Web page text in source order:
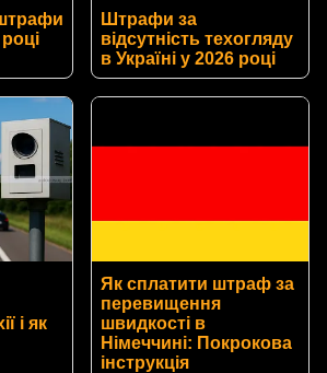
Штрафи за
відсутність техогляду
в Україні у 2026 році
і як
Як сплатити штраф за
перевищення
швидкості в
Німеччині: Покрокова
інструкція